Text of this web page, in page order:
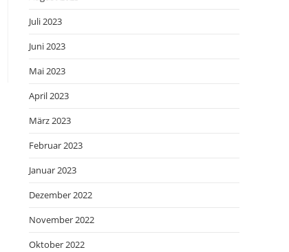
Juli 2023
Juni 2023
Mai 2023
April 2023
März 2023
Februar 2023
Januar 2023
Dezember 2022
November 2022
Oktober 2022